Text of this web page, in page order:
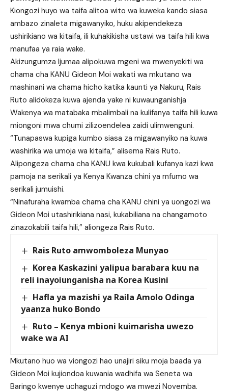
Kiongozi huyo wa taifa alitoa wito wa kuweka kando siasa
ambazo zinaleta migawanyiko, huku akipendekeza
ushirikiano wa kitaifa, ili kuhakikisha ustawi wa taifa hili kwa
manufaa ya raia wake.
Akizungumza Ijumaa alipokuwa mgeni wa mwenyekiti wa
chama cha KANU Gideon Moi wakati wa mkutano wa
mashinani wa chama hicho katika kaunti ya Nakuru, Rais
Ruto alidokeza kuwa ajenda yake ni kuwaunganishja
Wakenya wa matabaka mbalimbali na kulifanya taifa hili kuwa
miongoni mwa chumi zilizoendelea zaidi ulimwenguni.
“Tunapaswa kupiga kumbo siasa za migawanyiko na kuwa
washirika wa umoja wa kitaifa,” alisema Rais Ruto.
Alipongeza chama cha KANU kwa kukubali kufanya kazi kwa
pamoja na serikali ya Kenya Kwanza chini ya mfumo wa
serikali jumuishi.
“Ninafuraha kwamba chama cha KANU chini ya uongozi wa
Gideon Moi utashirikiana nasi, kukabiliana na changamoto
zinazokabili taifa hili,” aliongeza Rais Ruto.
Rais Ruto amwomboleza Munyao
Korea Kaskazini yalipua barabara kuu na
reli inayoiunganisha na Korea Kusini
Hafla ya mazishi ya Raila Amolo Odinga
yaanza huko Bondo
Ruto – Kenya mbioni kuimarisha uwezo
wake wa AI
Mkutano huo wa viongozi hao unajiri siku moja baada ya
Gideon Moi kujiondoa kuwania wadhifa wa Seneta wa
Baringo kwenye uchaguzi mdogo wa mwezi Novemba.